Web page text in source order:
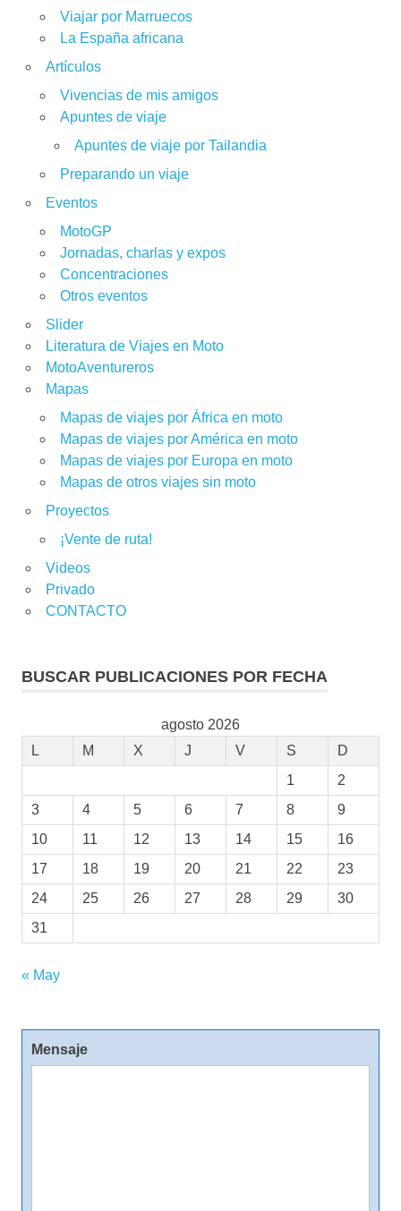
Viajar por Marruecos
La España africana
Artículos
Vivencias de mis amigos
Apuntes de viaje
Apuntes de viaje por Tailandia
Preparando un viaje
Eventos
MotoGP
Jornadas, charlas y expos
Concentraciones
Otros eventos
Slider
Literatura de Viajes en Moto
MotoAventureros
Mapas
Mapas de viajes por África en moto
Mapas de viajes por América en moto
Mapas de viajes por Europa en moto
Mapas de otros viajes sin moto
Proyectos
¡Vente de ruta!
Videos
Privado
CONTACTO
BUSCAR PUBLICACIONES POR FECHA
agosto 2026
L
M X J V S
D
1
2
3
4 5 6 7 8
9
10
11 12 13 14 15
16
17
18 19 20 21 22
23
24
25 26 27 28 29
30
31
« May
Mensaje